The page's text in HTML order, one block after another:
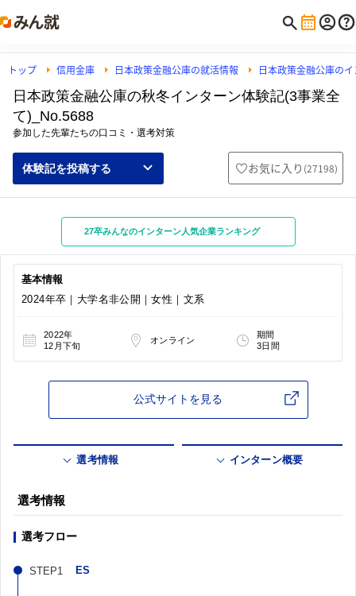
トップ 信用金庫 日本政策金融公庫の就活情報 日本政策金融公庫の
日本政策金融公庫の秋冬インターン体験記(3事業全
て)_No.5688
参加した先輩たちの口コミ・選考対策
体験記を投稿する お気に入り (27198)
27卒みんなのインターン人気企業ランキング
基本情報
2024年卒｜大学名非公開｜女性｜文系
2022年
12月下旬
オンライン
期間
3日間
公式サイトを見る
選考情報 インターン概要
選考情報
選考フロー
ES